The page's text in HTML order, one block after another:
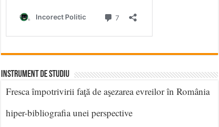
INSTRUMENT DE STUDIU
Fresca împotrivirii faţă de aşezarea evreilor în România
hiper-bibliografia unei perspective